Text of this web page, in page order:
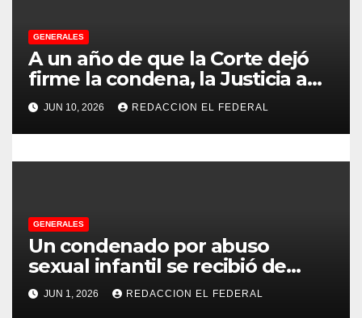
a
s
GENERALES
A un año de que la Corte dejó
firme la condena, la Justicia aún
no pudo decomisarle ni un peso
a CFK
JUN 10, 2026 REDACCION EL FEDERAL
GENERALES
Un condenado por abuso
sexual infantil se recibió de
psicopedagogo dentro del
Servicio Penitenciario de La
JUN 1, 2026 REDACCION EL FEDERAL